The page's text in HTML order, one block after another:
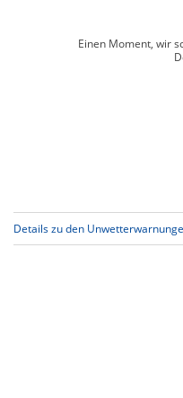
Einen Moment, wir
Details zu den